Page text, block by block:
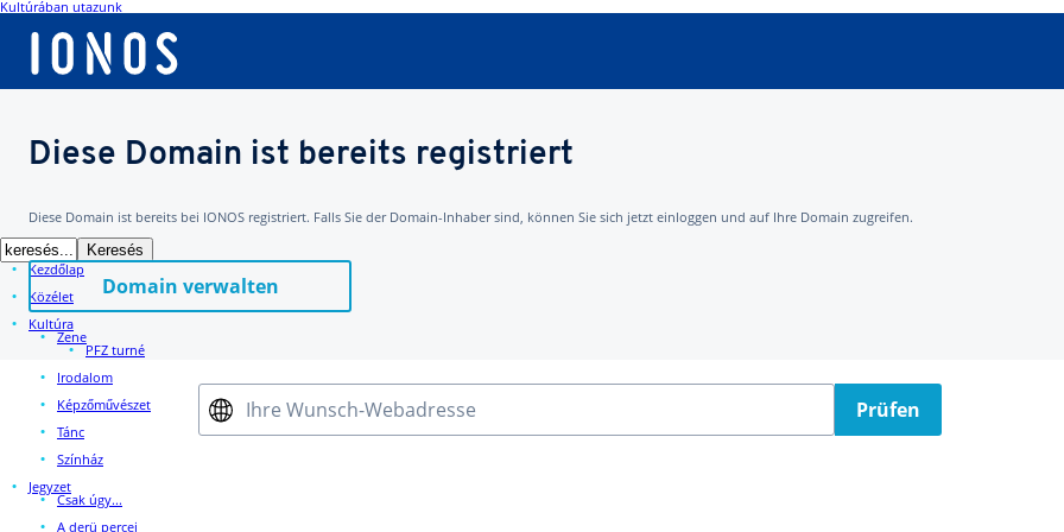
Kultúrában utazunk
Diese Domain ist bereits registriert
Diese Domain ist bereits bei IONOS registriert. Falls Sie der Domain-Inhaber sind, können Sie sich jetzt einloggen und auf Ihre Domain zugreifen.
Domain verwalten
Ihre Wunsch-Webadresse Prüfen
Kezdőlap
Közélet
Kultúra
Zene
PFZ turné
Irodalom
Képzőművészet
Tánc
Színház
Jegyzet
Csak úgy...
A derü percei